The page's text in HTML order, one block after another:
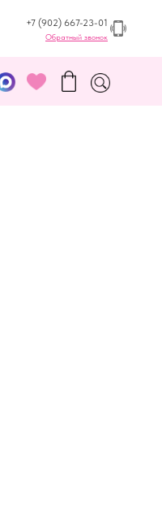
+7 (902) 667-23-01
Обратный звонок